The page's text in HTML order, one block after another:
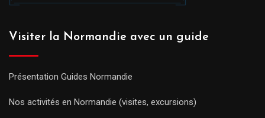
Visiter la Normandie avec un guide
Présentation Guides Normandie
Nos activités en Normandie (visites, excursions)